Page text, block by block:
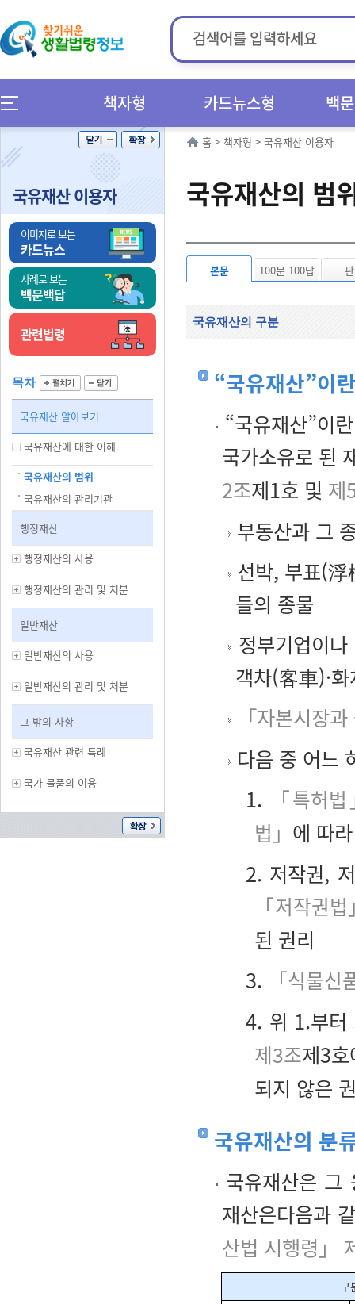
책자형 카드뉴스형 백
국유재산 이용자
이미지로 보는
카드뉴스
사례로 보는
백문백답
관련법령
목차
국유재산 알아보기
국유재산에 대한 이해
국유재산의 범위
국유재산의 관리기관
행정재산
행정재산의 사용
행정재산의 관리 및 처분
일반재산
일반재산의 사용
일반재산의 관리 및 처분
그 밖의 사항
국유재산 관련 특례
국가 물품의 이용
홈 > 책자형 > 국유재산 이용자
국유재산의 범
본문 100문 100답
국유재산의 구분
“국유재산”이
“국유재산”이
국가소유로 된
2조제1호 및 제
부동산과 그
선박, 부표(
들의 종물
정부기업이
객차(客車)·
「자본시장
다음 중 어느
1.
「특허
법」 에 따
2. 저작권,
「저작권
된 권리
3.
「식물
4. 위 1.부터
제3조제3
되지 않은
국유재산의 분
국유재산은 그
재산은다음과
산법 시행령」
구